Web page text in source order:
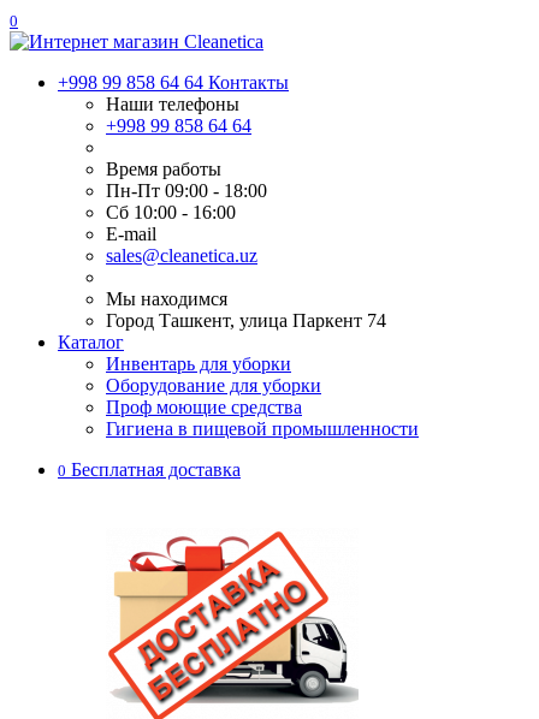
0
+998 99 858 64 64 Контакты
Наши телефоны
+998 99 858 64 64
Время работы
Пн-Пт 09:00 - 18:00
Сб 10:00 - 16:00
E-mail
sales@cleanetica.uz
Мы находимся
Город Ташкент, улица Паркент 74
Каталог
Инвентарь для уборки
Оборудование для уборки
Проф моющие средства
Гигиена в пищевой промышленности
0 Бесплатная доставка